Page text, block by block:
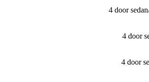
4 door
4 door
4 door